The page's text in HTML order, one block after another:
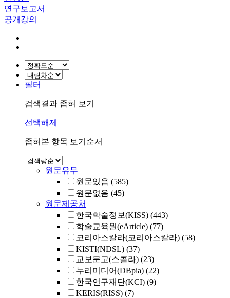
연구보고서
공개강의
필터
검색결과 좁혀 보기
선택해제
좁혀본 항목 보기순서
원문유무
원문있음 (585)
원문없음 (45)
원문제공처
한국학술정보(KISS) (443)
학술교육원(eArticle) (77)
코리아스칼라(코리아스칼라) (58)
KISTI(NDSL) (37)
교보문고(스콜라) (23)
누리미디어(DBpia) (22)
한국연구재단(KCI) (9)
KERIS(RISS) (7)